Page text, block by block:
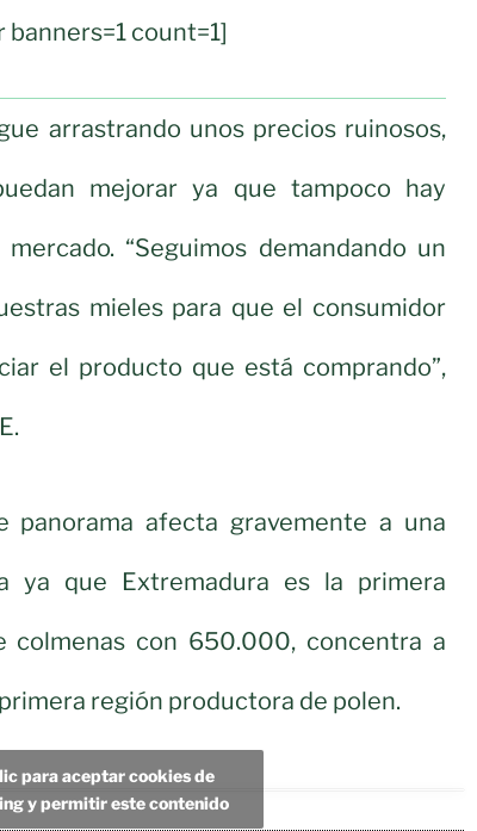
count=1]
arrastrando unos precios ruinosos,
mejorar ya que tampoco hay
“Seguimos demandando un
mieles para que el consumidor
el producto que está comprando”,
panorama afecta gravemente a una
ya que Extremadura es la primera
colmenas con 650.000, concentra a
región productora de polen.
para aceptar cookies de
y permitir este contenido